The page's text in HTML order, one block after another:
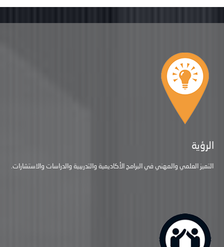
الرؤية
التميز العلمي والمهني في البرامج الأكاديمية والتدريبية والدراسات والاستشارات.